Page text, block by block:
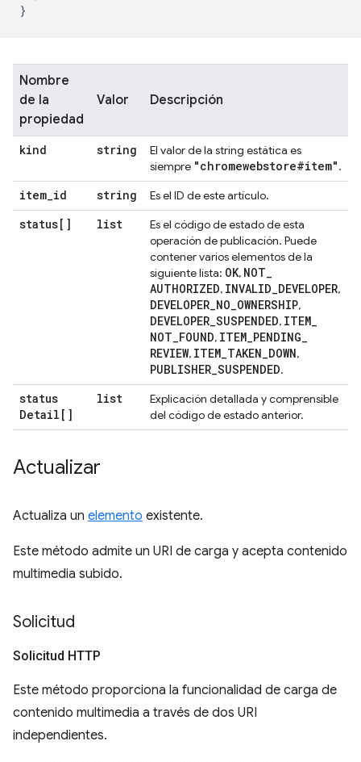
}
Nombre
de la
propiedad
Valor Descripción
kind string
El valor de la string estática es
siempre "chromewebstore#item".
item_id string Es el ID de este artículo.
status[] list
Es el código de estado de esta
operación de publicación. Puede
contener varios elementos de la
siguiente lista: OK, NOT_
AUTHORIZED, INVALID_DEVELOPER,
DEVELOPER_NO_OWNERSHIP,
DEVELOPER_SUSPENDED, ITEM_
NOT_FOUND, ITEM_PENDING_
REVIEW, ITEM_TAKEN_DOWN,
PUBLISHER_SUSPENDED.
status
Detail[]
list
Explicación detallada y comprensible
del código de estado anterior.
Actualizar
Actualiza un elemento existente.
Este método admite un URI de carga y acepta contenido
multimedia subido.
Solicitud
Solicitud HTTP
Este método proporciona la funcionalidad de carga de
contenido multimedia a través de dos URI
independientes.